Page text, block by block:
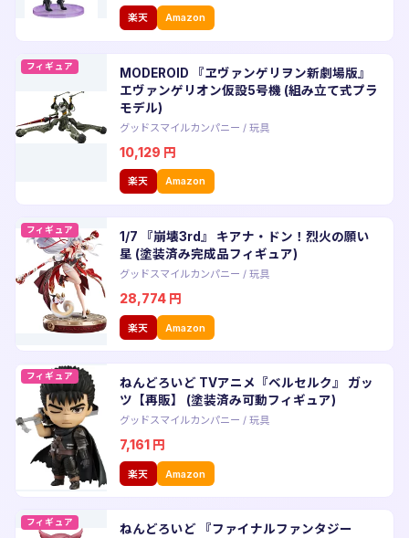
楽天 Amazon
フィギュア
MODEROID 『ヱヴァンゲリヲン新劇場版』
エヴァンゲリオン仮設5号機 (組み立て式プラ
モデル)
グッドスマイルカンパニー / 玩具
10,129 円
楽天 Amazon
フィギュア
1/7 『崩壊3rd』 キアナ・ドン！烈火の願い
星 (塗装済み完成品フィギュア)
グッドスマイルカンパニー / 玩具
28,774 円
楽天 Amazon
フィギュア
ねんどろいど TVアニメ『ベルセルク』 ガッ
ツ【再販】 (塗装済み可動フィギュア)
グッドスマイルカンパニー / 玩具
7,161 円
楽天 Amazon
フィギュア
ねんどろいど 『ファイナルファンタジー